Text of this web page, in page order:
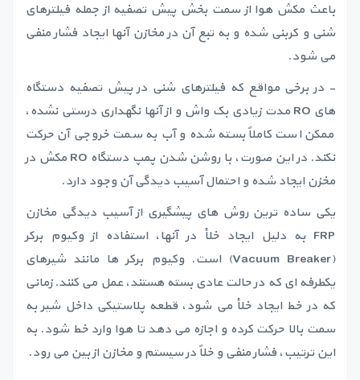
باعث مکش هوا از سمت بخش پیش تصفیه از جمله فیلترهای
شنی و کربنی شده و به تبع آن در مخازن آنها ایجاد فشار منفی
می شود.
- در برخی مواقع که فیلترهای شنی در پیش تصفیه دستگاه
های RO مدت زیادی بک واش و از آنها نگهداری درستی نشده،
ممکن است کاملاً بسته شده و آب به سمت خروجی آن حرکت
نکند. در این صورت، با روشن شدن پمپ دستگاه RO مکش در
مخزن ایجاد شده و احتمال آسیب دیدگی آن وجود دارد.
یکی ساده ترین روش های پیشگیری از آسیب دیدگی مخازن
FRP به دلیل ایجاد خلأ در آنها،‌ استفاده از وکیوم برکر
(Vacuum Breaker) است. وکیوم برکر ها مانند شیرهای
یکطرفه ای که در حالت عادی بسته هستند، عمل می کنند. زمانی
که در خط ایجاد خلأ می شود، قطعه پلاستیکی داخل شیر به
سمت بالا حرکت کرده و اجازه می دهد تا هوا وارد خط شود. به
این ترتیب، فشار منفی و خلاً در سیستم و مخازن از بین می رود.